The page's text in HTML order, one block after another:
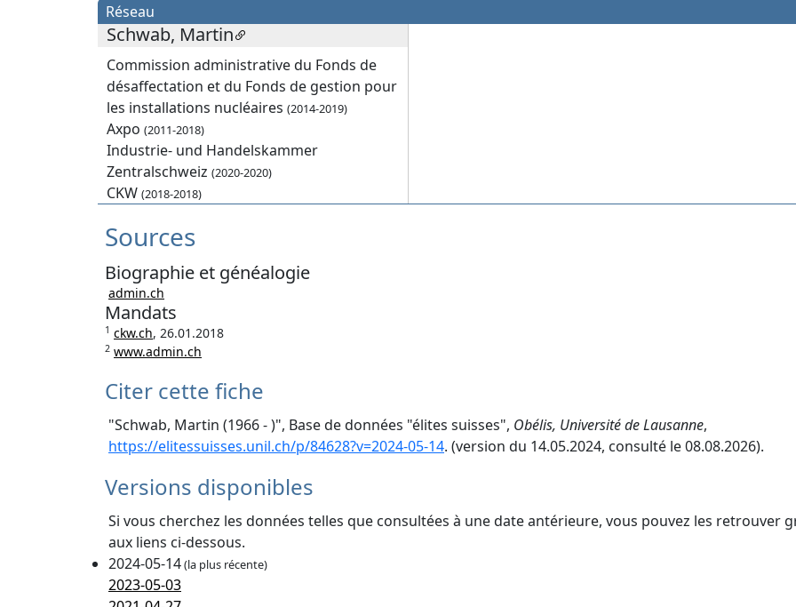
Réseau
Schwab, Martin
Commission administrative du Fonds de
désaffectation et du Fonds de gestion pour
les installations nucléaires (2014-2019)
Axpo (2011-2018)
Industrie- und Handelskammer
Zentralschweiz (2020-2020)
CKW (2018-2018)
Sources
Biographie et généalogie
admin.ch
Mandats
1 ckw.ch, 26.01.2018
2 www.admin.ch
Citer cette fiche
"Schwab, Martin (1966 - )", Base de données "élites suisses", Obélis, Université de Lausanne,
https://elitessuisses.unil.ch/p/84628?v=2024-05-14. (version du 14.05.2024, consulté le 08.08.2026).
Versions disponibles
Si vous cherchez les données telles que consultées à une date antérieure, vous pouvez les retrouver
aux liens ci-dessous.
2024-05-14(la plus récente)
2023-05-03